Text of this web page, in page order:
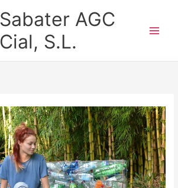
Sabater AGC
Cial, S.L.